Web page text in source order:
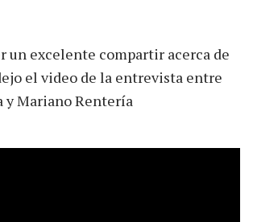
un excelente compartir acerca de
el video de la entrevista entre
y Mariano Rentería